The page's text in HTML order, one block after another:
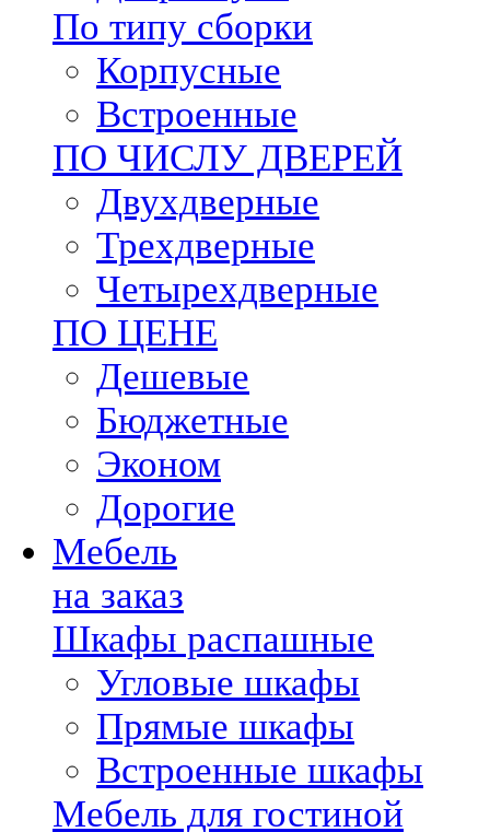
По типу сборки
Корпусные
Встроенные
ПО ЧИСЛУ ДВЕРЕЙ
Двухдверные
Трехдверные
Четырехдверные
ПО ЦЕНЕ
Дешевые
Бюджетные
Эконом
Дорогие
Мебель
на заказ
Шкафы распашные
Угловые шкафы
Прямые шкафы
Встроенные шкафы
Мебель для гостиной